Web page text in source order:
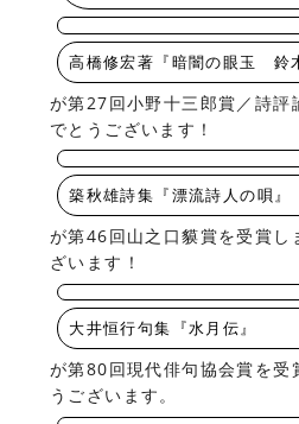
高橋修宏著『暗闇の眼玉 鈴
が第27回小野十三郎賞／詩評
でとうございます！
築秋雄詩集『漂流詩人の唄』
が第46回山之口貘賞を受賞し
ざいます！
大井恒行句集『水月伝』
が第80回現代俳句協会賞を受
うございます。